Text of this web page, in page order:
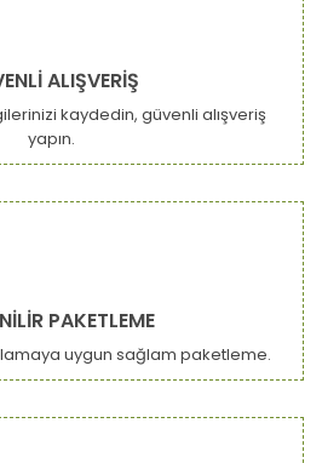
ALIŞVERİŞ
kaydedin, güvenli alışveriş
yapın.
PAKETLEME
uygun sağlam paketleme.